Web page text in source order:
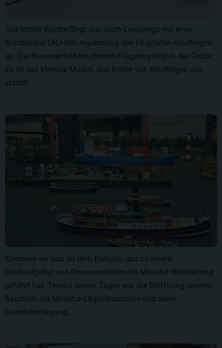
Seit letzter Woche fliegt nun auch Eurowings mit einer
Bombardier CRJ-900 regelmäßig den Flughafen Knuffingen
an. Die Besonderheit bei diesem Flugzeug liegt in der Größe:
Es ist das kleinste Modell, das bisher von Knuffingen aus
startet.
Kommen wir nun zu dem Ereignis, das zu einem
Großaufgebot von Pressevertretern im Miniatur Wunderland
geführt hat. Thema dieses Tages war die Eröffnung unserer
Baustelle der Miniatur-Elbphilharmonie und deren
Grundsteinlegung.